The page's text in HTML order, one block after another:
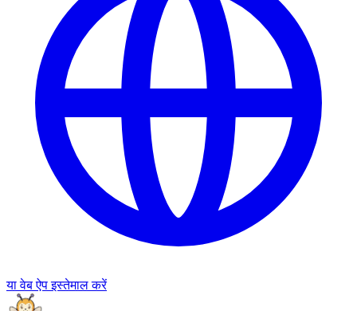
या वेब ऐप इस्तेमाल करें